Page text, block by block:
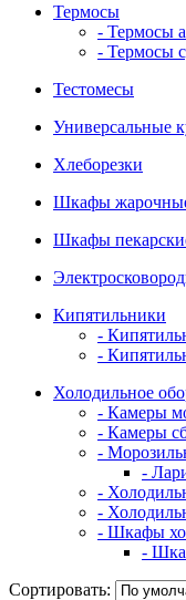
Термосы
- Термосы
- Термосы
Тестомесы
Хлеборезки
Шкафы
Шкафы
Кипятильники
-
-
Холодильное
- Камеры
- Камеры
-
-
-
-
- Шкафы
-
Сортировать: